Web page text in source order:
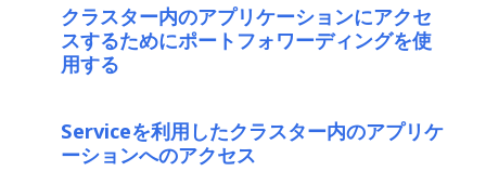
クラスター内のアプリケーションにアクセ
スするためにポートフォワーディングを使
用する
Serviceを利用したクラスター内のアプリケ
ーションへのアクセス